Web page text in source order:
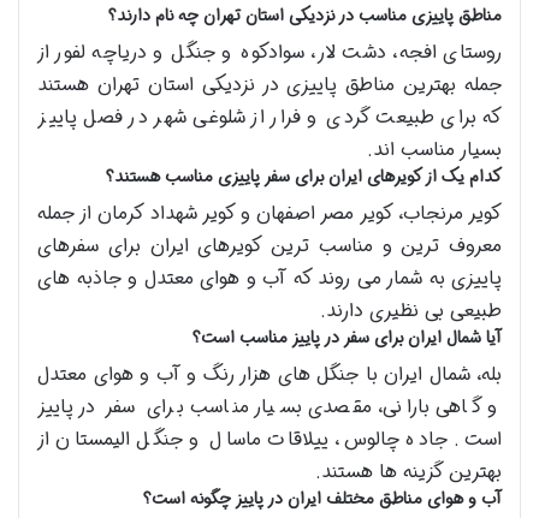
مناطق پاییزی مناسب در نزدیکی استان تهران چه نام دارند؟
روستای افجه، دشت لار، سوادکوه و جنگل و دریاچه لفور از
جمله بهترین مناطق پاییزی در نزدیکی استان تهران هستند
که برای طبیعت گردی و فرار از شلوغی شهر در فصل پاییز
بسیار مناسب اند.
کدام یک از کویرهای ایران برای سفر پاییزی مناسب هستند؟
کویر مرنجاب، کویر مصر اصفهان و کویر شهداد کرمان از جمله
معروف ترین و مناسب ترین کویرهای ایران برای سفرهای
پاییزی به شمار می روند که آب و هوای معتدل و جاذبه های
طبیعی بی نظیری دارند.
آیا شمال ایران برای سفر در پاییز مناسب است؟
بله، شمال ایران با جنگل های هزار رنگ و آب و هوای معتدل
و گاهی بارانی، مقصدی بسیار مناسب برای سفر در پاییز
است. جاده چالوس، ییلاقات ماسال و جنگل الیمستان از
بهترین گزینه ها هستند.
آب و هوای مناطق مختلف ایران در پاییز چگونه است؟